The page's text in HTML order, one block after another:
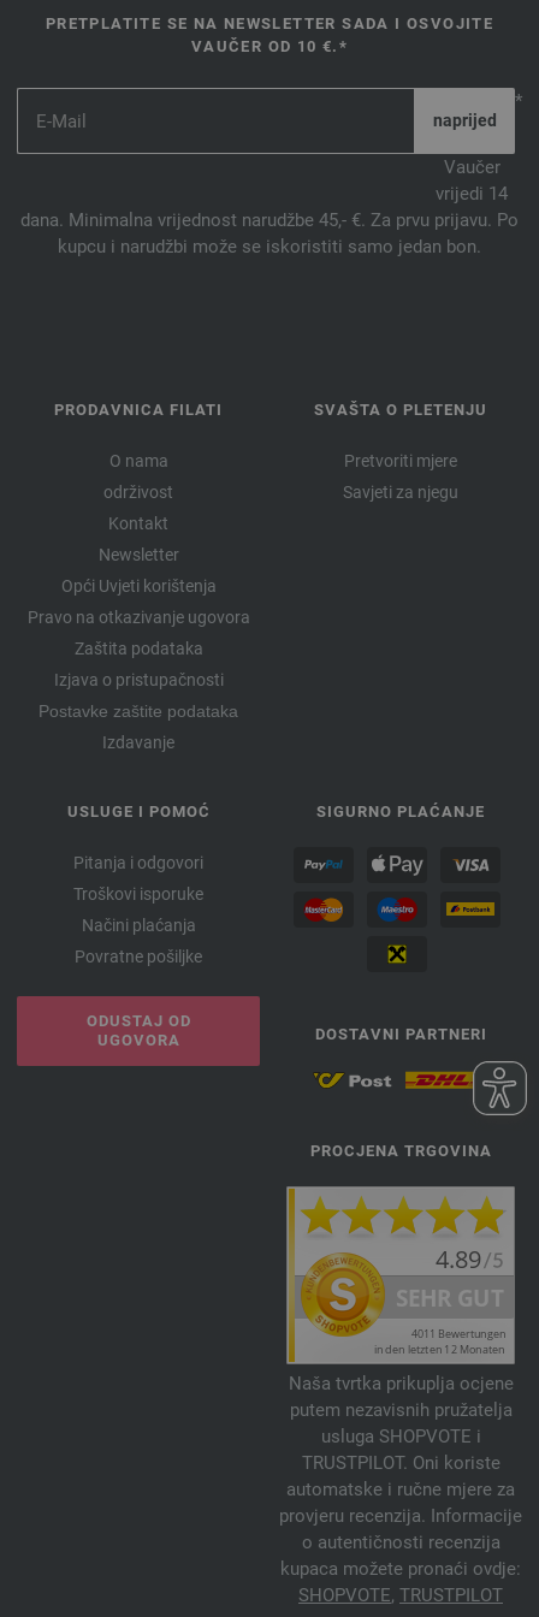
PRETPLATITE SE NA NEWSLETTER SADA I OSVOJITE
VAUČER OD 10 €.*
*
Vaučer
vrijedi 14
dana. Minimalna vrijednost narudžbe 45,- €. Za prvu prijavu. Po
kupcu i narudžbi može se iskoristiti samo jedan bon.
PRODAVNICA FILATI
O nama
održivost
Kontakt
Newsletter
Opći Uvjeti korištenja
Pravo na otkazivanje ugovora
Zaštita podataka
Izjava o pristupačnosti
Postavke zaštite podataka
Izdavanje
SVAŠTA O PLETENJU
Pretvoriti mjere
Savjeti za njegu
USLUGE I POMOĆ
Pitanja i odgovori
Troškovi isporuke
Načini plaćanja
Povratne pošiljke
ODUSTAJ OD
UGOVORA
SIGURNO PLAĆANJE
DOSTAVNI PARTNERI
PROCJENA TRGOVINA
Naša tvrtka prikuplja ocjene
putem nezavisnih pružatelja
usluga SHOPVOTE i
TRUSTPILOT. Oni koriste
automatske i ručne mjere za
provjeru recenzija. Informacije
o autentičnosti recenzija
kupaca možete pronaći ovdje:
SHOPVOTE, TRUSTPILOT